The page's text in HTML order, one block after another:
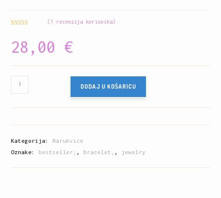
ocjena:
od ukupno 5
( 1 recenzija korisnika)
28,00 €
Narukvica
s
biserom
DODAJ U KOŠARICU
Kategorija: Narukvice
Oznake: bestseller, , bracelet, , jewelry